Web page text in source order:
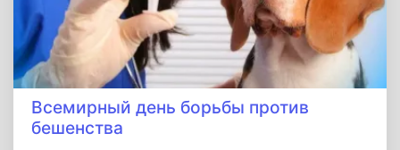
Всемирный день борьбы против
бешенства